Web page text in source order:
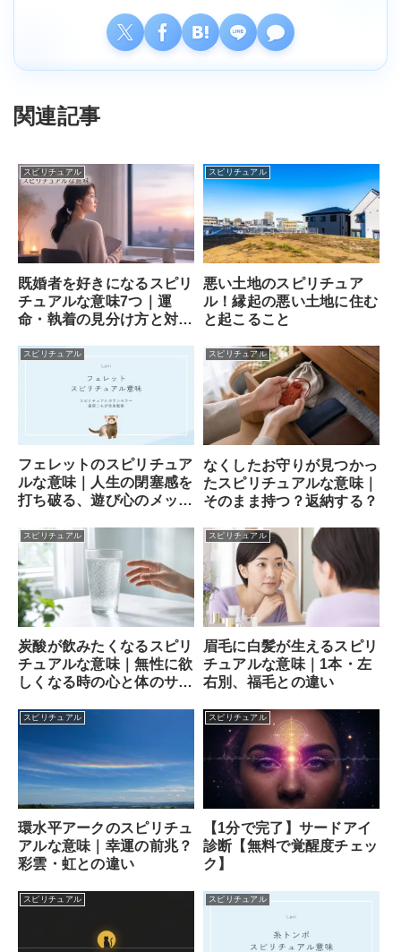
関連記事
スピリチュアル
既婚者を好きになるスピリ
チュアルな意味7つ｜運
命・執着の見分け方と対処
スピリチュアル
悪い土地のスピリチュア
ル！縁起の悪い土地に住む
と起こること
スピリチュアル
フェレットのスピリチュア
ルな意味｜人生の閉塞感を
打ち破る、遊び心のメッセ
スピリチュアル
なくしたお守りが見つかっ
たスピリチュアルな意味｜
そのまま持つ？返納する？
スピリチュアル
炭酸が飲みたくなるスピリ
チュアルな意味｜無性に欲
しくなる時の心と体のサイ
スピリチュアル
眉毛に白髪が生えるスピリ
チュアルな意味｜1本・左
右別、福毛との違い
スピリチュアル
環水平アークのスピリチュ
アルな意味｜幸運の前兆？
彩雲・虹との違い
スピリチュアル
【1分で完了】サードアイ
診断【無料で覚醒度チェッ
ク】
スピリチュアル スピリチュアル